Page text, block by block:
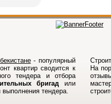
- популярный
квартир сводится к
тендера и отбора
бригад или
тендера.
На